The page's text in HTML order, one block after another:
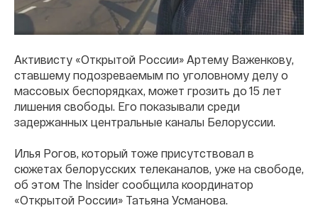
Активисту «Открытой России» Артему Важенкову,
ставшему подозреваемым по уголовному делу о
массовых беспорядках, может грозить до 15 лет
лишения свободы. Его показывали среди
задержанных центральные каналы Белоруссии.
Илья Рогов, который тоже присутствовал в
сюжетах белорусских телеканалов, уже на свободе,
об этом The Insider сообщила координатор
«Открытой России» Татьяна Усманова.